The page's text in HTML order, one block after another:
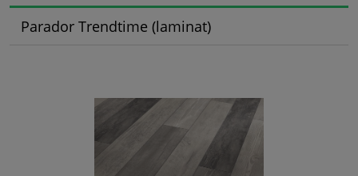
Parador Trendtime (laminat)